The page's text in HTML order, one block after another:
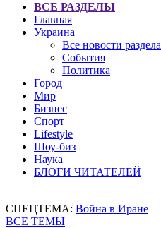
ВСЕ РАЗДЕЛЫ
Главная
Украина
Все новости раздела
События
Политика
Город
Мир
Бизнес
Спорт
Lifestyle
Шоу-биз
Наука
БЛОГИ ЧИТАТЕЛЕЙ
СПЕЦТЕМА: Война в Иране
ВСЕ ТЕМЫ